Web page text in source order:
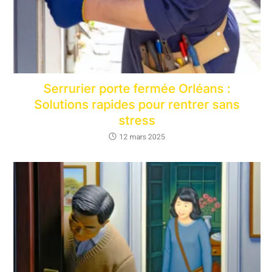
Serrurier porte fermée Orléans :
Solutions rapides pour rentrer sans
stress
12 mars 2025